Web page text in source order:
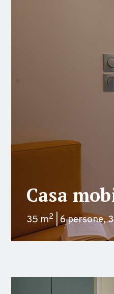
Casa
35 m2 | 6 persone,